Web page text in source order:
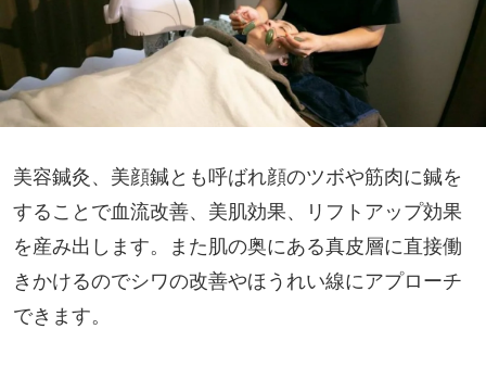
美容鍼灸、美顔鍼とも呼ばれ顔のツボや筋肉に鍼を
することで血流改善、美肌効果、リフトアップ効果
を産み出します。また肌の奥にある真皮層に直接働
きかけるのでシワの改善やほうれい線にアプローチ
できます。